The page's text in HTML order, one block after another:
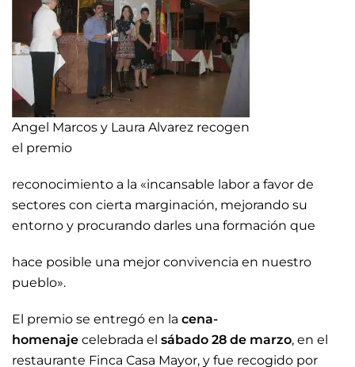
Angel Marcos y Laura Alvarez recogen
el premio
reconocimiento a la «incansable labor a favor de
sectores con cierta marginación, mejorando su
entorno y procurando darles una formación que
hace posible una mejor convivencia en nuestro
pueblo».
El premio se entregó en la cena-
homenaje celebrada el sábado 28 de marzo, en el
restaurante Finca Casa Mayor, y fue recogido por